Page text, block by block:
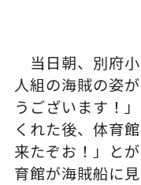
当日朝、別府
人組の海賊の姿
うございます！
くれた後、体育
来たぞお！」と
育館が海賊船に